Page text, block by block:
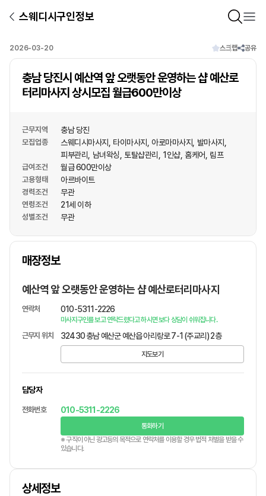
스웨디시구인정보
2026-03-20 스크랩 공유
충남 당진시 예산역 앞 오랫동안 운영하는 샵 예산로
터리마사지 상시모집 월급600만이상
근무지역 충남 당진
모집업종 스웨디시마사지 타이마사지 아로마마사지
발마사지
피부관리
남녀왁싱 토탈샵관리 1인샵 홈케어 림프
급여조건 월급 600만이상
고용형태 아르바이트
경력조건 무관
연령조건 21세 이하
성별조건 무관
매장정보
상호명
예산역 앞 오랫동안 운영하는 샵 예산로터리마사지
연락처 010-5311-2226
마사지구인를 보고 연락드렸다고 하시면 보다 상담이 쉬워집니다.
근무지 위치 32430 충남 예산군 예산읍 아리랑로 7-1 (주교리) 2층
지도보기
담당자
전화번호 010-5311-2226
통화하기
※ 구직이 아닌 광고등의 목적으로 연락처를 이용할 경우 법적 처벌을 받을 수
있습니다.
상세정보